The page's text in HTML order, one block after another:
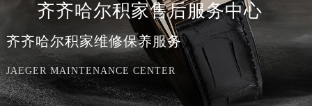
齐齐哈尔积家售后服务中心
齐齐哈尔积家维修保养服务
JAEGER MAINTENANCE CENTER